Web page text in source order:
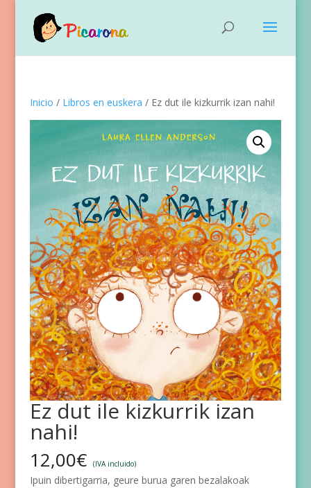
Inicio / Libros en euskera / Ez dut ile kizkurrik izan nahi!
Ez dut ile kizkurrik izan
nahi!
12,00€ (IVA incluido)
Ipuin dibertigarria, geure burua garen bezalakoak